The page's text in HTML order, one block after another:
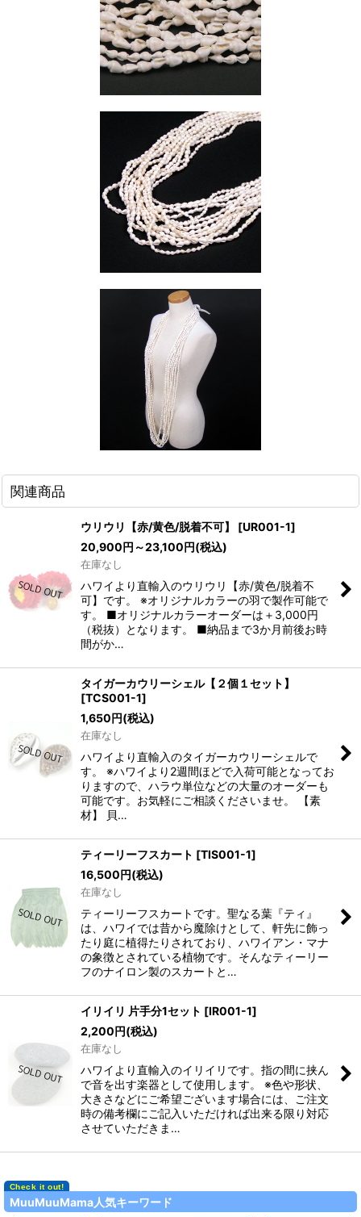
関連商品
ウリウリ【赤/黄色/脱着不可】 [UR001-1]
20,900円 ～23,100円(税込)
在庫なし
ハワイより直輸入のウリウリ【赤/黄色/脱着不
可】です。 ※オリジナルカラーの羽で製作可能で
す。 ■オリジナルカラーオーダーは＋3,000円
（税抜）となります。 ■納品まで3か月前後お時
間がか…
タイガーカウリーシェル【２個１セット】
[TCS001-1]
1,650円(税込)
在庫なし
ハワイより直輸入のタイガーカウリーシェルで
す。 ※ハワイより2週間ほどで入荷可能となってお
りますので、ハラウ単位などの大量のオーダーも
可能です。お気軽にご相談くださいませ。 【素
材】 貝…
ティーリーフスカート [TIS001-1]
16,500円(税込)
在庫なし
ティーリーフスカートです。聖なる葉『ティ』
は、ハワイでは昔から魔除けとして、軒先に飾っ
たり庭に植得たりされており、ハワイアン・マナ
の象徴とされている植物です。そんなティーリー
フのナイロン製のスカートと…
イリイリ 片手分1セット [IR001-1]
2,200円(税込)
在庫なし
ハワイより直輸入のイリイリです。指の間に挟ん
で音を出す楽器として使用します。 ※色や形状、
大きさなどにご希望ございます場合には、ご注文
時の備考欄にご記入いただければ出来る限り対応
させていただきま…
MuuMuuMama人気キーワード